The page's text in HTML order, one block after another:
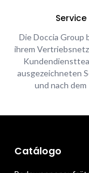
Service
Die Doccia Group
ihrem
ausgezeichneten
und nach dem
Catálogo